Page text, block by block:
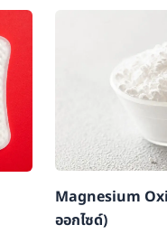
Magnesium
ออกไซด์)